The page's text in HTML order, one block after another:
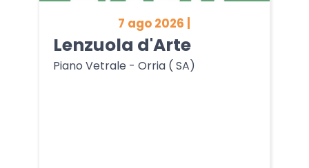
7 ago 2026 |
Lenzuola d'Arte
Piano Vetrale - Orria ( SA)